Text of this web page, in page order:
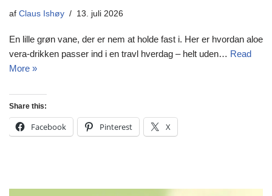
af Claus Ishøy 13. juli 2026
En lille grøn vane, der er nem at holde fast i. Her er hvordan aloe
vera-drikken passer ind i en travl hverdag – helt uden… Read
More »
Share this:
Facebook Pinterest X